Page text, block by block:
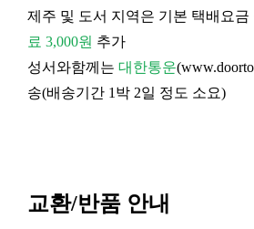
제주 및 도서 지역은 기본 택배요금
료 3,000원 추가
성서와함께는 대한통운(
송(배송기간 1박 2일 정도 소요)
교환/반품 안내